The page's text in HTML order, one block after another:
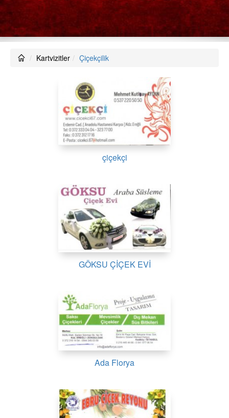
Kartvizitler Çiçekçilik
çiçekçi
GÖKSU ÇİÇEK EVİ
Ada Florya